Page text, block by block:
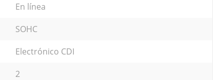
En línea
SOHC
Electrónico CDI
2